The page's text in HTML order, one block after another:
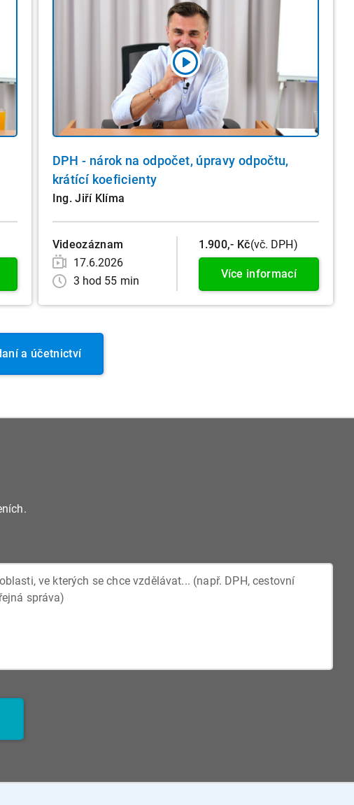
DPH - nárok na odpočet, úpravy odpočtu,
krátící koeficienty
Ing. Jiří Klíma
Videozáznam
17.6.2026
3 hod 55 min
1.900,- Kč(vč. DPH)
Více informací
a účetnictví